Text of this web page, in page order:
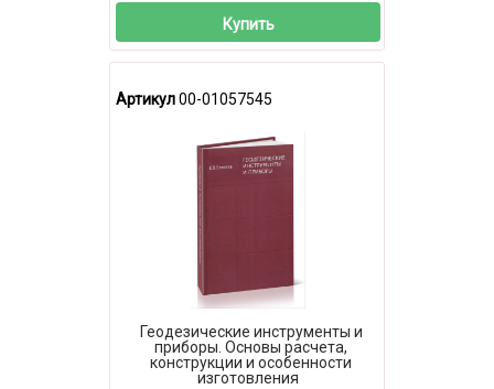
Купить
Артикул00-01057545
Геодезические инструменты и
приборы. Основы расчета,
конструкции и особенности
изготовления